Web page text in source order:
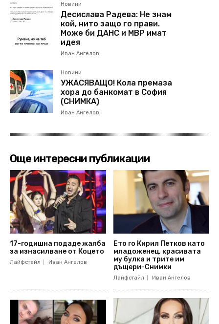
Новини
Десислава Радева: Не знам
кой, нито защо го прави.
Може би ДАНС и МВР имат
идея
Иван Ангелов
Новини
УЖАСЯВАЩО! Кола премаза
хора до банкомат в София
(СНИМКА)
Иван Ангелов
Още интересни публикации
17-годишна подаде жалба
за изнасилване от Коцето
Лайфстайл Иван Ангелов
Ето го Кирил Петков като
младоженец, красивата
му булка и трите им
дъщери-Снимки
Лайфстайл Иван Ангелов